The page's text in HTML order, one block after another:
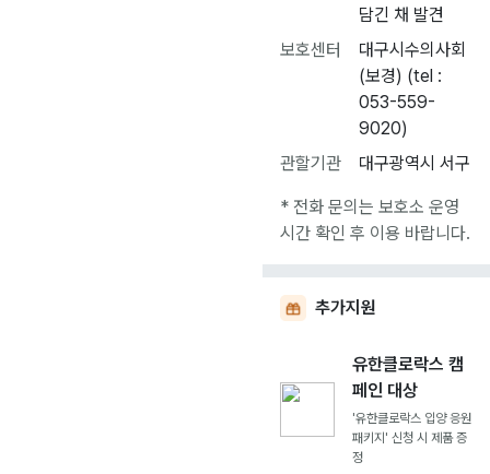
담긴 채 발견
보호센터
대구시수의사회
(보경) (tel :
053-559-
9020)
관할기관
대구광역시 서구
* 전화 문의는 보호소 운영
시간 확인 후 이용 바랍니다.
추가지원
유한클로락스 캠
페인 대상
'유한클로락스 입양 응원
패키지' 신청 시 제품 증
정